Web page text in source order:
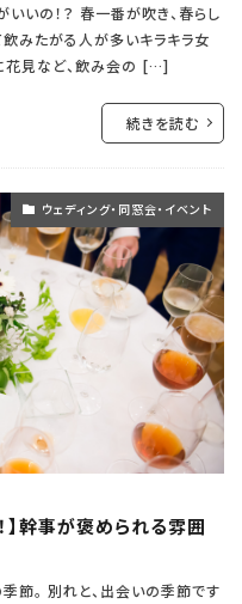
いいの！？ 春一番が吹き、春らし
みたがる人が多いキラキラ女
花見など、飲み会の […]
続きを読む
ウェディング・同窓会・イベント
】幹事が褒められる雰囲
節。 別れと、出会いの季節です